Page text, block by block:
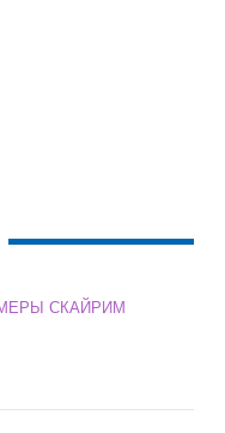
СКАЙРИМ